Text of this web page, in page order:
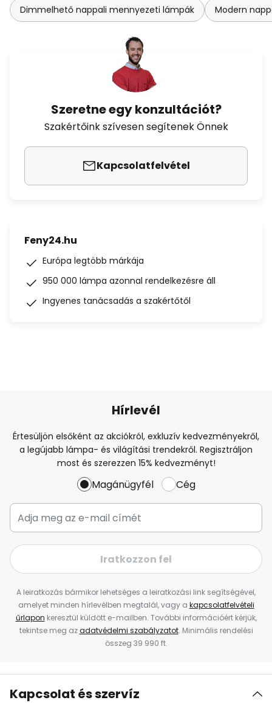
Dimmelhető nappali mennyezeti lámpák Modern
Szeretne egy konzultációt?
Szakértőink szívesen segítenek Önnek
Kapcsolatfelvétel
Feny24.hu
Európa legtöbb márkája
950 000 lámpa azonnal rendelkezésre áll
Ingyenes tanácsadás a szakértőtől
Hírlevél
Értesüljön elsőként az akciókról, exkluzív kedvezményekről,
a legújabb lámpa- és világítási trendekről. Regisztráljon
most és szerezzen 15% kedvezményt!
Magánügyfél Cég
Iratkozzon fel
A leiratkozás bármikor lehetséges a leiratkozási link segítségével,
amelyet minden hírlevélben megtalál, vagy a kapcsolatfelvételi
űrlapon keresztül küldött e-mailben. További információért kérjük,
tekintse meg azadatvédelmi szabályzatot. Minimális rendelési
összeg 39 990 ft.
Kapcsolat és szervíz